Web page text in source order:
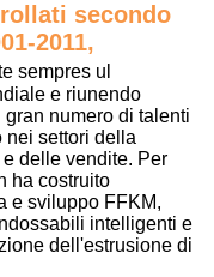
secondo
2011,
sempres ul
e riunendo
numero di talenti
settori della
delle vendite. Per
ha costruito
e sviluppo FFKM,
intelligenti e
dell'estrusione di